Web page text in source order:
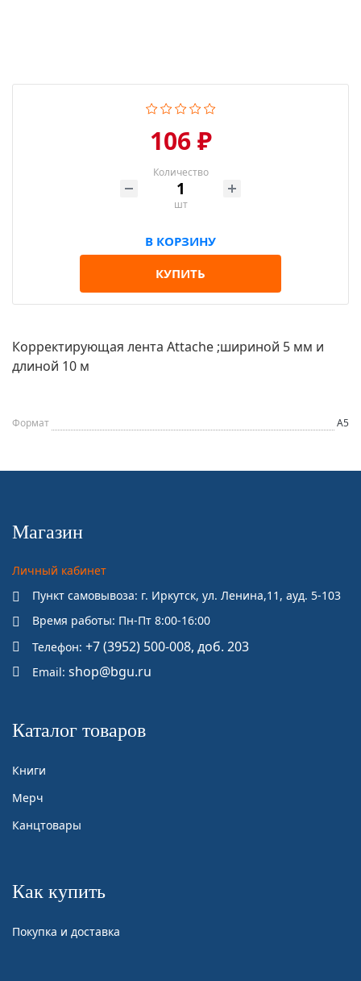
106 ₽
Количество
шт
В КОРЗИНУ
КУПИТЬ
Корректирующая лента Attache ;шириной 5 мм и
длиной 10 м
Формат А5
Магазин
Личный кабинет
Пункт самовывоза: г. Иркутск, ул. Ленина,11, ауд. 5-103
Время работы: Пн-Пт 8:00-16:00
Телефон: +7 (3952) 500-008, доб. 203
Email: shop@bgu.ru
Каталог товаров
Книги
Мерч
Канцтовары
Как купить
Покупка и доставка